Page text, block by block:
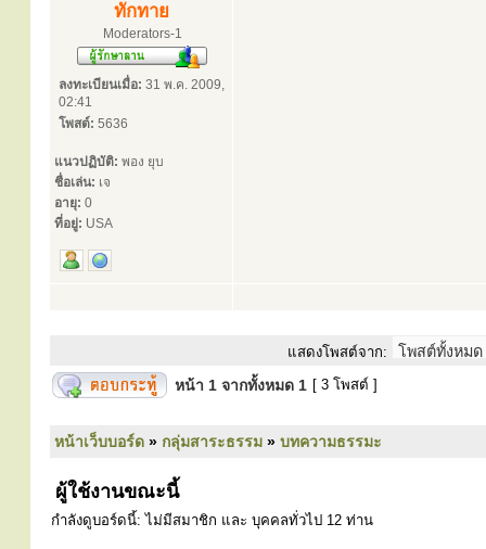
ทักทาย
Moderators-1
ลงทะเบียนเมื่อ: 31 พ.ค. 2009,
02:41
โพสต์: 5636
แนวปฏิบัติ: พอง ยุบ
ชื่อเล่น: เจ
อายุ: 0
ที่อยู่: USA
แสดงโพสต์จาก:
หน้า 1 จากทั้งหมด 1 [ 3 โพสต์ ]
หน้าเว็บบอร์ด » กลุ่มสาระธรรม » บทความธรรมะ
ผู้ใช้งานขณะนี้
กำลังดูบอร์ดนี้: ไม่มีสมาชิก และ บุคคลทั่วไป 12 ท่าน